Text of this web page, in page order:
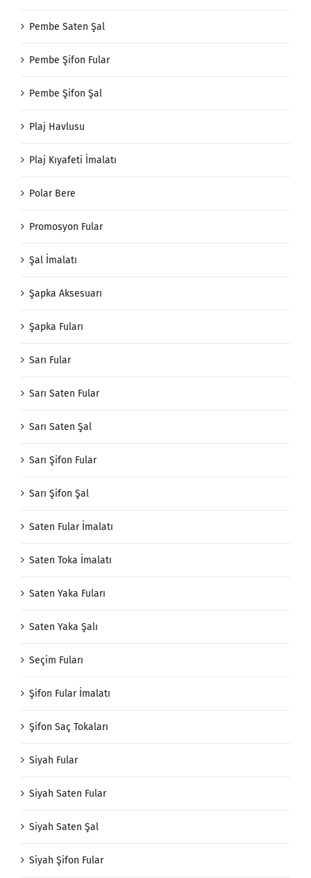
Pembe Saten Şal
Pembe Şifon Fular
Pembe Şifon Şal
Plaj Havlusu
Plaj Kıyafeti İmalatı
Polar Bere
Promosyon Fular
Şal İmalatı
Şapka Aksesuarı
Şapka Fuları
Sarı Fular
Sarı Saten Fular
Sarı Saten Şal
Sarı Şifon Fular
Sarı Şifon Şal
Saten Fular İmalatı
Saten Toka İmalatı
Saten Yaka Fuları
Saten Yaka Şalı
Seçim Fuları
Şifon Fular İmalatı
Şifon Saç Tokaları
Siyah Fular
Siyah Saten Fular
Siyah Saten Şal
Siyah Şifon Fular